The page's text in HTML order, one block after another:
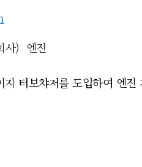
사) 엔진
지 터보챠저를 도입하여 엔